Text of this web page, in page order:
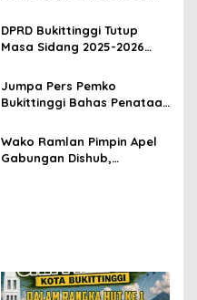
HUT ke I Komando Daerah
Militer (KODAM) XX/Tuanku
Imam Bonjol
DPRD Bukittinggi Tutup
Masa Sidang 2025-2026
2026-2027, Wako Ramlan
Beri Apresiasi
Jumpa Pers Pemko
Bukittinggi Bahas Penataan
Kampus UFDK
Wako Ramlan Pimpin Apel
Gabungan Dishub,